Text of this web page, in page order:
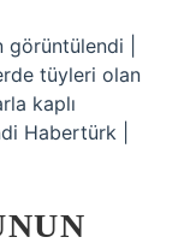
|
tüyleri olan
kaplı
Habertürk |